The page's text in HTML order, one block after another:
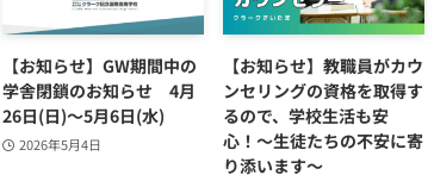
【お知らせ】GW期間中の
学舎閉鎖のお知らせ 4月
26日(日)～5月6日(水)
2026年5月4日
【お知らせ】教職員がカウ
ンセリングの資格を取得す
るので、学校生活も安
心！〜生徒たちの不安に寄
り添います～